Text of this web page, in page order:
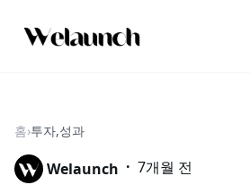
홈›투자,성과
Welaunch · 7개월 전